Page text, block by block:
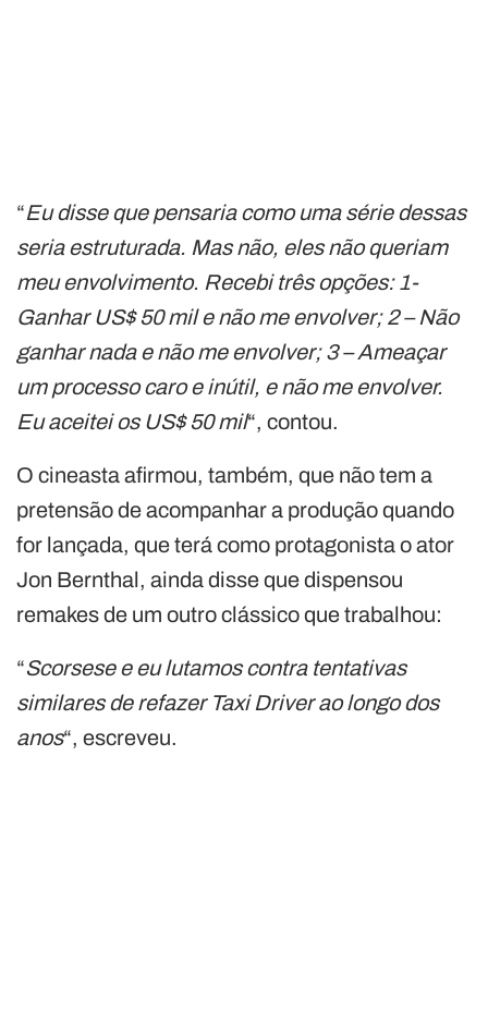
“Eu disse que pensaria como uma série dessas
seria estruturada. Mas não, eles não queriam
meu envolvimento. Recebi três opções: 1-
Ganhar US$ 50 mil e não me envolver; 2 – Não
ganhar nada e não me envolver; 3 – Ameaçar
um processo caro e inútil, e não me envolver.
Eu aceitei os US$ 50 mil“, contou.
O cineasta afirmou, também, que não tem a
pretensão de acompanhar a produção quando
for lançada, que terá como protagonista o ator
Jon Bernthal, ainda disse que dispensou
remakes de um outro clássico que trabalhou:
“Scorsese e eu lutamos contra tentativas
similares de refazer Taxi Driver ao longo dos
anos“, escreveu.